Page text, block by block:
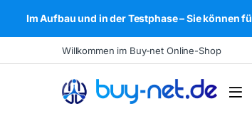
Im Aufbau und in der Testphase – Sie
Skip to navigation
Skip to contentWillkommen im Buy-net Online-Shop
Open